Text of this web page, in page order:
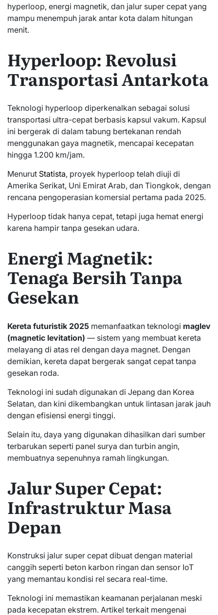
hyperloop, energi magnetik, dan jalur super cepat yang
mampu menempuh jarak antar kota dalam hitungan
menit.
Hyperloop: Revolusi
Transportasi Antarkota
Teknologi hyperloop diperkenalkan sebagai solusi
transportasi ultra-cepat berbasis kapsul vakum. Kapsul
ini bergerak di dalam tabung bertekanan rendah
menggunakan gaya magnetik, mencapai kecepatan
hingga 1.200 km/jam.
Menurut Statista, proyek hyperloop telah diuji di
Amerika Serikat, Uni Emirat Arab, dan Tiongkok, dengan
rencana pengoperasian komersial pertama pada 2025.
Hyperloop tidak hanya cepat, tetapi juga hemat energi
karena hampir tanpa gesekan udara.
Energi Magnetik:
Tenaga Bersih Tanpa
Gesekan
Kereta futuristik 2025 memanfaatkan teknologi maglev
(magnetic levitation) — sistem yang membuat kereta
melayang di atas rel dengan daya magnet. Dengan
demikian, kereta dapat bergerak sangat cepat tanpa
gesekan roda.
Teknologi ini sudah digunakan di Jepang dan Korea
Selatan, dan kini dikembangkan untuk lintasan jarak jauh
dengan efisiensi energi tinggi.
Selain itu, daya yang digunakan dihasilkan dari sumber
terbarukan seperti panel surya dan turbin angin,
membuatnya sepenuhnya ramah lingkungan.
Jalur Super Cepat:
Infrastruktur Masa
Depan
Konstruksi jalur super cepat dibuat dengan material
canggih seperti beton karbon ringan dan sensor IoT
yang memantau kondisi rel secara real-time.
Teknologi ini memastikan keamanan perjalanan meski
pada kecepatan ekstrem. Artikel terkait mengenai